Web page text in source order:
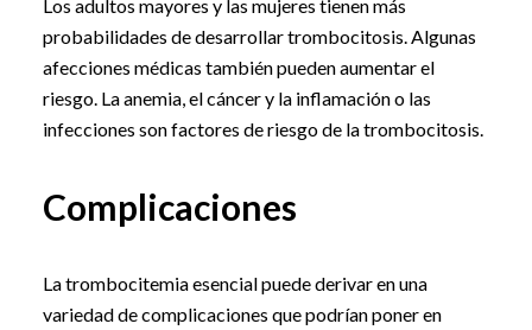
Los adultos mayores y las mujeres tienen más
probabilidades de desarrollar trombocitosis. Algunas
afecciones médicas también pueden aumentar el
riesgo. La anemia, el cáncer y la inflamación o las
infecciones son factores de riesgo de la trombocitosis.
Complicaciones
La trombocitemia esencial puede derivar en una
variedad de complicaciones que podrían poner en